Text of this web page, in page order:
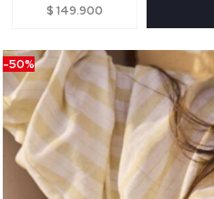
$ 149.900
-50%